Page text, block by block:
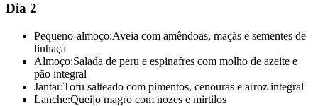
Dia 2
Pequeno-almoço:Aveia com amêndoas, maçãs e sementes de
linhaça
Almoço:Salada de peru e espinafres com molho de azeite e
pão integral
Jantar:Tofu salteado com pimentos, cenouras e arroz integral
Lanche:Queijo magro com nozes e mirtilos